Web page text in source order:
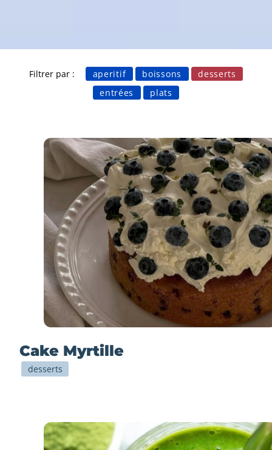
Filtrer par : aperitif boissons
desserts
entrées
plats
Cake Myrtille
desserts